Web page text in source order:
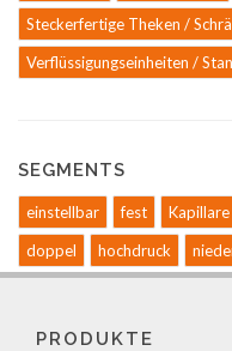
Steckerfertige Theken /
Verflüssigungseinheiten /
SEGMENTS
einstellbar fest Kapillare
doppel
hochdruck
PRODUKTE